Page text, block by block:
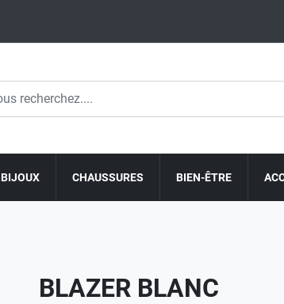
BIJOUX CHAUSSURES BIEN-ÊTRE
BLAZER BLANC